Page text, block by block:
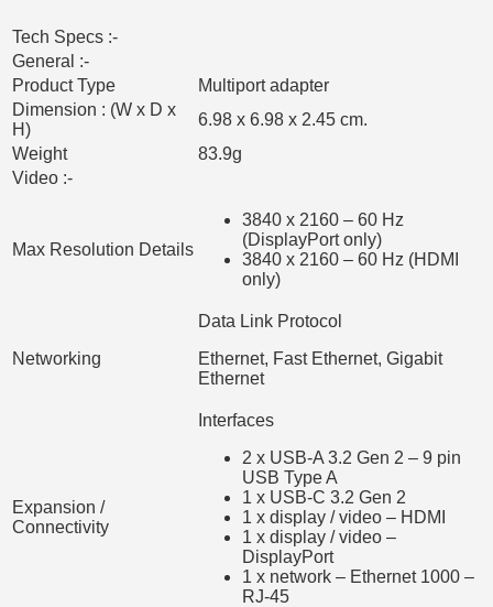
Tech Specs :-
General :-
Product Type
Multiport adapter
Dimension : (W x D x
H)
6.98 x 6.98 x 2.45 cm.
Weight
83.9g
Video :-
Max Resolution Details
3840 x 2160 – 60 Hz
(DisplayPort only)
3840 x 2160 – 60 Hz (HDMI
only)
Networking
Data Link Protocol
Ethernet, Fast Ethernet, Gigabit
Ethernet
Expansion /
Connectivity
Interfaces
2 x USB-A 3.2 Gen 2 – 9 pin
USB Type A
1 x USB-C 3.2 Gen 2
1 x display / video – HDMI
1 x display / video –
DisplayPort
1 x network – Ethernet 1000 –
RJ-45